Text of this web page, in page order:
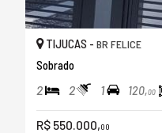
TIJUCAS - BR FELICE
Sobrado
2 2 1 120,00
R$ 550.000,00